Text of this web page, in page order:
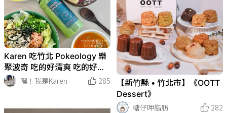
Karen 吃竹北 Pokeology 樂
聚波奇 吃的好清爽 吃的好簡
單
嘿！我是Karen 285
【新竹縣 • 竹北市】《OOTT
Dessert》
糖仔呷脂肪
282